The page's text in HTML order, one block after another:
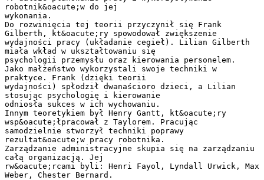
robotnik&oacute;w do jej
wykonania.
Do rozwinięcia tej teorii przyczynił się Frank
Gilberth, kt&oacute;ry spowodował zwiększenie
wydajności pracy (układanie cegieł). Lilian Gilberth
miała wkład w ukształtowaniu się
psychologii przemysłu oraz kierowania personelem.
Jako małżeństwo wykorzystali swoje techniki w
praktyce. Frank (dzięki teorii
wydajności) spłodził dwanaścioro dzieci, a Lilian
stosując psychologię i kierowanie
odniosła sukces w ich wychowaniu.
Innym teoretykiem był Henry Gantt, kt&oacute;ry
wsp&oacute;łpracował z Taylorem. Pracując
samodzielnie stworzył techniki poprawy
rezultat&oacute;w pracy robotnika.
Zarządzanie administracyjne skupia się na zarządzaniu
całą organizacją. Jej
rw&oacute;rcami byli: Henri Fayol, Lyndall Urwick, Max
Weber, Chester Bernard.